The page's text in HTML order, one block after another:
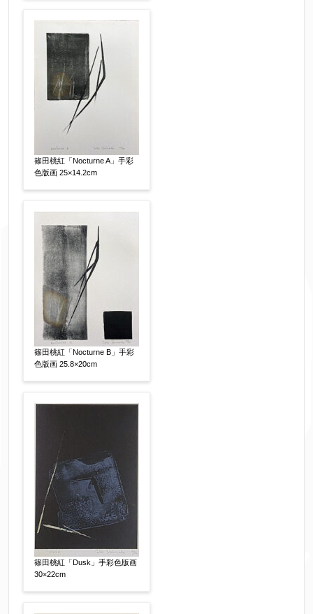
篠田桃紅「Nocturne A」手彩
色版画 25×14.2cm
篠田桃紅「Nocturne B」手彩
色版画 25.8×20cm
篠田桃紅「Dusk」手彩色版画
30×22cm